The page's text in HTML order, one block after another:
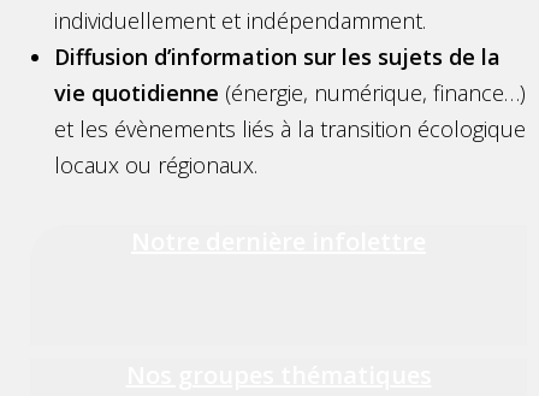
individuellement et indépendamment.
Diffusion d’information sur les sujets de la
vie quotidienne (énergie, numérique, finance…)
et les évènements liés à la transition écologique
locaux ou régionaux.